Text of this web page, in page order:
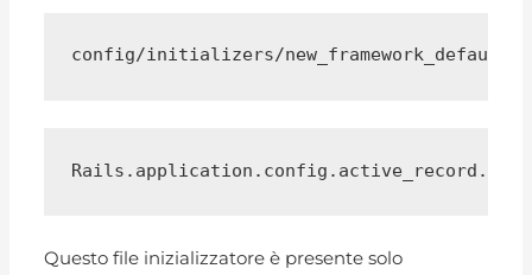
config/initializers/
Questo file inizializzatore è presente solo